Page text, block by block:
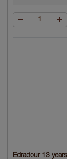
Edradour 13